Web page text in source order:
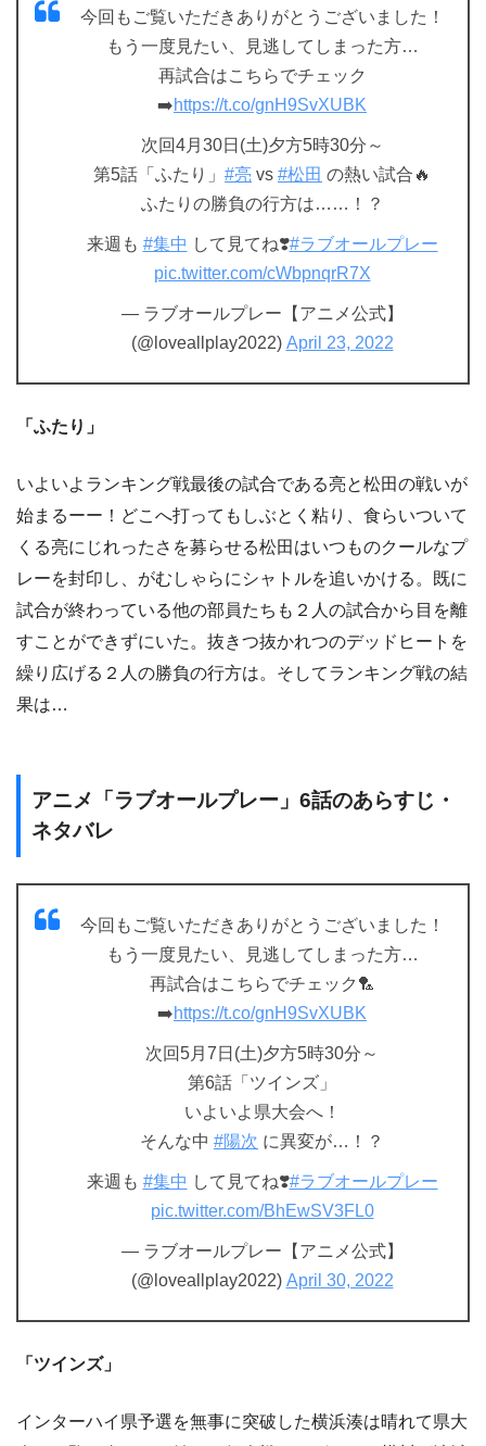
今回もご覧いただきありがとうございました！
もう一度見たい、見逃してしまった方…
再試合はこちらでチェック
➡️https://t.co/gnH9SvXUBK
次回4月30日(土)夕方5時30分～
第5話「ふたり」 #亮 vs #松田 の熱い試合🔥
ふたりの勝負の行方は……！？
来週も #集中 して見てね❣️#ラブオールプレー
pic.twitter.com/cWbpnqrR7X
— ラブオールプレー【アニメ公式】
(@loveallplay2022) April 23, 2022
「ふたり」
いよいよランキング戦最後の試合である亮と松田の戦いが
始まるーー！どこへ打ってもしぶとく粘り、食らいついて
くる亮にじれったさを募らせる松田はいつものクールなプ
レーを封印し、がむしゃらにシャトルを追いかける。既に
試合が終わっている他の部員たちも２人の試合から目を離
すことができずにいた。抜きつ抜かれつのデッドヒートを
繰り広げる２人の勝負の行方は。そしてランキング戦の結
果は…
アニメ「ラブオールプレー」6話のあらすじ・
ネタバレ
今回もご覧いただきありがとうございました！
もう一度見たい、見逃してしまった方…
再試合はこちらでチェック🏸
➡️https://t.co/gnH9SvXUBK
次回5月7日(土)夕方5時30分～
第6話「ツインズ」
いよいよ県大会へ！
そんな中 #陽次 に異変が…！？
来週も #集中 して見てね❣️#ラブオールプレー
pic.twitter.com/BhEwSV3FL0
— ラブオールプレー【アニメ公式】
(@loveallplay2022) April 30, 2022
「ツインズ」
インターハイ県予選を無事に突破した横浜湊は晴れて県大